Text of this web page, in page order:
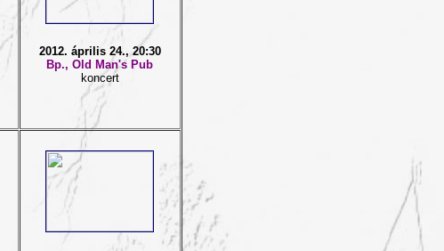
2012. április 24., 20:30
Bp., Old Man's Pub
koncert